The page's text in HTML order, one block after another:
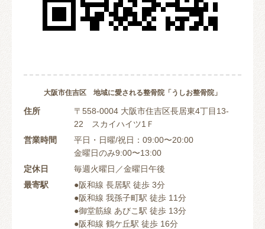
大阪市住吉区 地域に愛される整骨院「うしお整骨院」
住所
〒558-0004 大阪市住吉区長居東4丁目13-
22 スカイハイツ1Ｆ
営業時間
平日・日曜/祝日：09:00〜20:00
金曜日のみ9:00〜13:00
定休日
毎週火曜日／金曜日午後
最寄駅
●阪和線 長居駅 徒歩 3分
●阪和線 我孫子町駅 徒歩 11分
●御堂筋線 あびこ駅 徒歩 13分
●阪和線 鶴ケ丘駅 徒歩 16分